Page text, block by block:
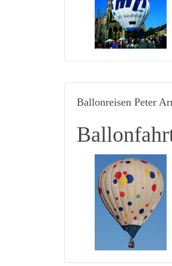
Ballonreisen Peter